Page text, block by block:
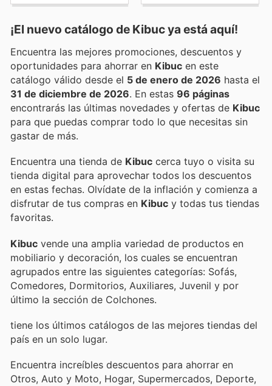
¡El nuevo catálogo de Kibucya está aquí!
Encuentra las mejores promociones, descuentos y
oportunidades para ahorrar en Kibuc en este
catálogo válido desde el 5 de enero de 2026 hasta el
31 de diciembre de 2026 . En estas 96 páginas
encontrarás las últimas novedades y ofertas de Kibuc
para que puedas comprar todo lo que necesitas sin
gastar de más.
Encuentra una tienda de Kibuc cerca tuyo o visita su
tienda digital para aprovechar todos los descuentos
en estas fechas. Olvídate de la inflación y comienza a
disfrutar de tus compras en Kibuc y todas tus tiendas
favoritas.
Kibuc vende una amplia variedad de productos en
mobiliario y decoración, los cuales se encuentran
agrupados entre las siguientes categorías: Sofás,
Comedores, Dormitorios, Auxiliares, Juvenil y por
último la sección de Colchones.
tiene los últimos catálogos de las mejores tiendas del
país en un solo lugar.
Encuentra increíbles descuentos para ahorrar en
Otros, Auto y Moto, Hogar, Supermercados, Deporte,